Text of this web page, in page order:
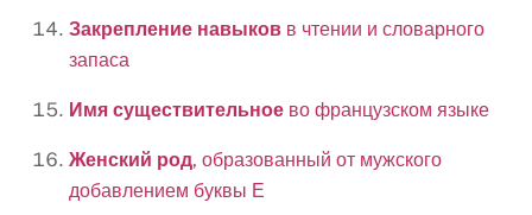
Закрепление навыков в чтении и словарного
запаса
Имя существительное во французском языке
Женский род, образованный от мужского
добавлением буквы Е